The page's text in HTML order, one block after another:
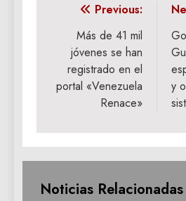
Navegación
entradas
Previous:
Más de 41 mil
jóvenes se han
registrado en el
portal «Venezuela
Renace»
y
Noticias Relacionadas